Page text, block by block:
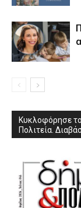
Κυκλοφόρησε
Πολιτεία.